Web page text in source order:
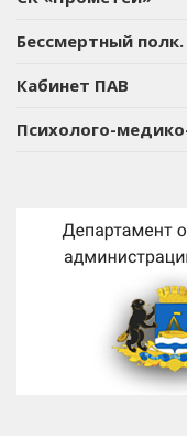
Бессмертный
Кабинет ПАВ
Психолого-